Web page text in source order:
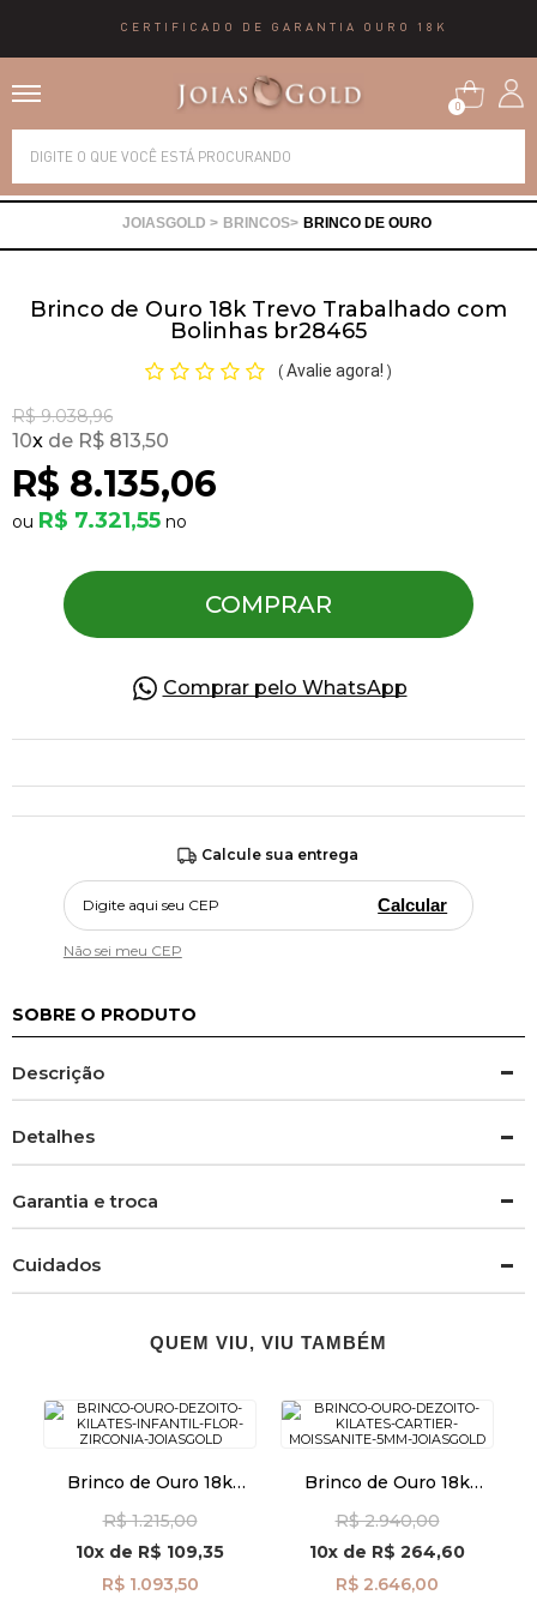
CERTIFICADO DE GARANTIA OURO 18K
0
BRINCOS BRINCO DE OURO
Brinco de Ouro 18k Trevo Trabalhado com
Bolinhas br28465
( Avalie agora! )
R$ 9.038,96
R$ 8.135,06
10x R$ 813,50
R$ 7.321,55
COMPRAR
Comprar pelo WhatsApp
Calcule sua entrega
Calcular
Não sei meu CEP
SOBRE O PRODUTO
Descrição
Detalhes
Garantia e troca
Cuidados
QUEM VIU, VIU TAMBÉM
Brinco de Ouro 18k
Zircônia br29514
R$ 1.215,00
10x de R$ 109,35
R$ 1.093,50
Brinco de Ouro 18k
de 5mm br29516
R$ 2.940,00
10x de R$ 264,60
R$ 2.646,00
Alianças
Brincos
Pingentes
OFERTAS